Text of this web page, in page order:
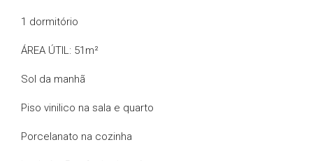
1 dormitório
ÁREA ÚTIL: 51m²
Sol da manhã
Piso vinilico na sala e quarto
Porcelanato na cozinha